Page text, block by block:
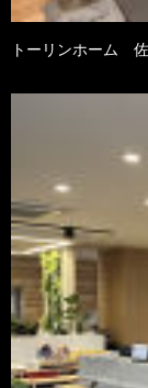
トーリンホーム